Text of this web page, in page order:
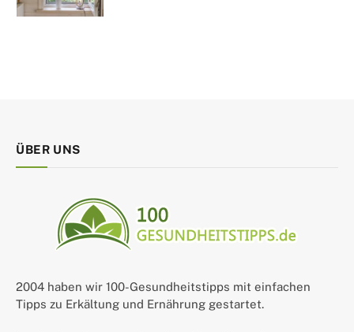
ÜBER UNS
2004 haben wir 100-Gesundheitstipps mit einfachen
Tipps zu Erkältung und Ernährung gestartet.